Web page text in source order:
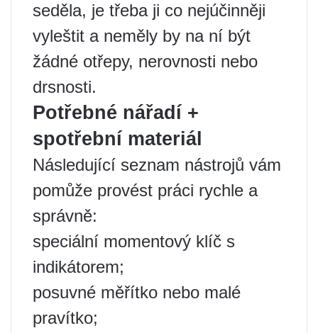
seděla, je třeba ji co nejúčinněji
vyleštit a neměly by na ní být
žádné otřepy, nerovnosti nebo
drsnosti.
Potřebné nářadí +
spotřební materiál
Následující seznam nástrojů vám
pomůže provést práci rychle a
správně:
speciální momentový klíč s
indikátorem;
posuvné měřítko nebo malé
pravítko;